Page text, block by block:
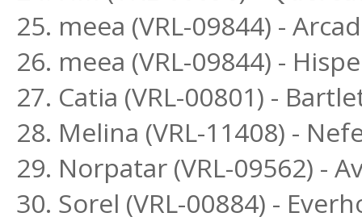
25. meea (VRL-09844) -
26. meea (VRL-09844) -
27. Catia (VRL-00801) -
28. Melina (VRL-11408) -
29. Norpatar (VRL-09562) -
30. Sorel (VRL-00884) -